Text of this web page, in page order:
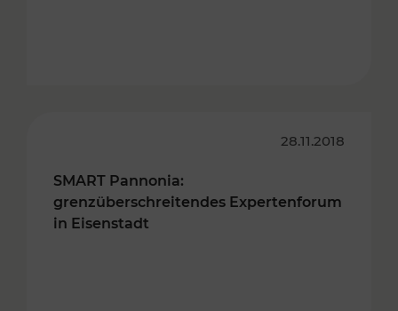
28.11.2018
SMART Pannonia:
grenzüberschreitendes Expertenforum
in Eisenstadt